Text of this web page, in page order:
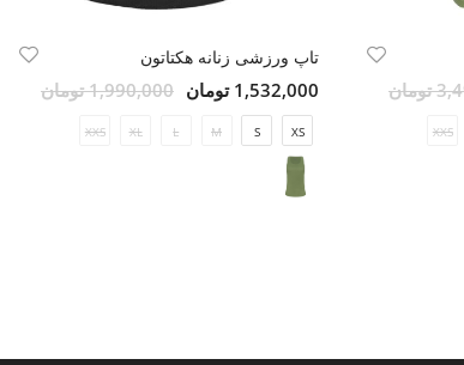
XXS
تاپ ورزشی زنانه هکتاتون
1,532,000 تومان 1,990,000 تومان
XS
S
M
L
XL
XXS